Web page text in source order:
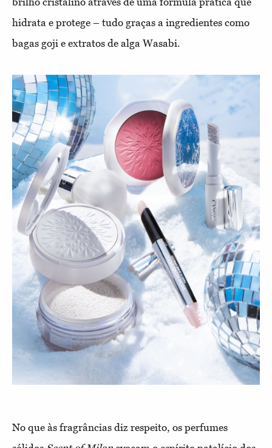
hidrata e protege – tudo graças a ingredientes como
bagas goji e extratos de alga Wasabi.
No que às fragrâncias diz respeito, os perfumes